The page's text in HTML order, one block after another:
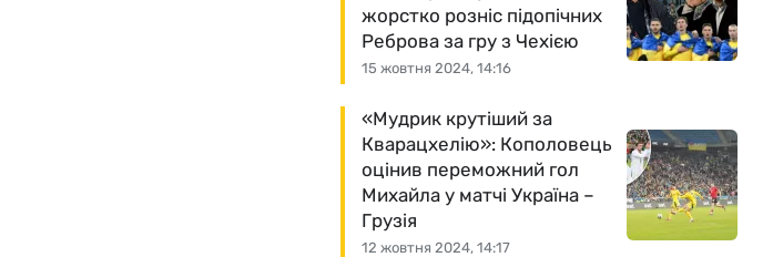
15 жовтня 2024, 14:16
жорстко розніс підопічних
Реброва за гру з Чехією
12 жовтня 2024, 14:17
«Мудрик крутіший за
Кварацхелію»: Кополовець
оцінив переможний гол
Михайла у матчі Україна –
Грузія